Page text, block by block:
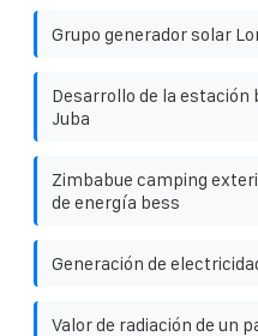
Grupo generador solar
Desarrollo de la estación
Juba
Zimbabue camping
de energía bess
Generación de
Valor de radiación de un